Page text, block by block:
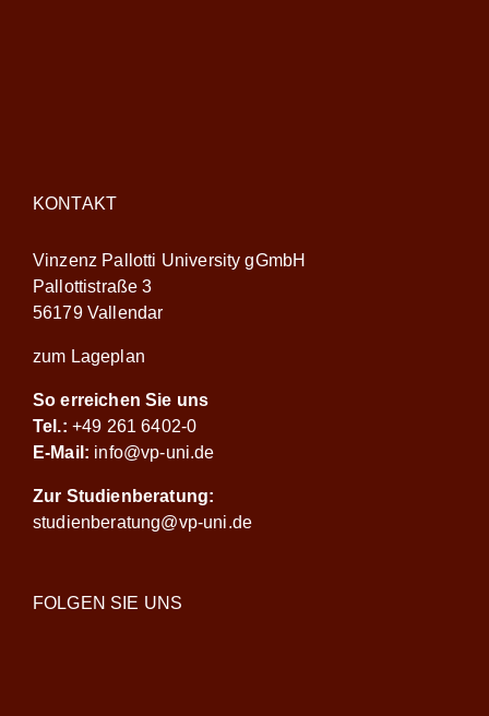
KONTAKT
Vinzenz Pallotti University gGmbH
Pallottistraße 3
56179 Vallendar
zum Lageplan
So erreichen Sie uns
Tel.: +49 261 6402-0
E-Mail: info@vp-uni.de
Zur Studienberatung:
studienberatung@vp-uni.de
FOLGEN SIE UNS